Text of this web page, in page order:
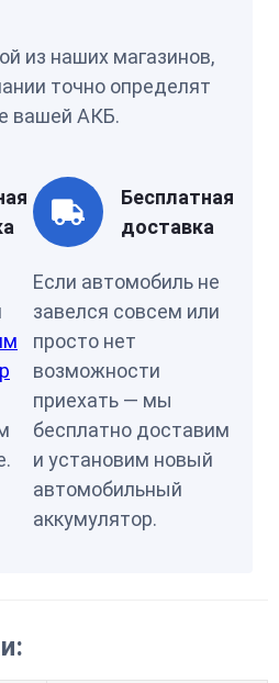
из наших магазинов,
точно определят
вашей АКБ.
Бесплатная
доставка
Если автомобиль не
завелся совсем или
просто нет
возможности
приехать — мы
бесплатно доставим
и установим новый
автомобильный
аккумулятор.